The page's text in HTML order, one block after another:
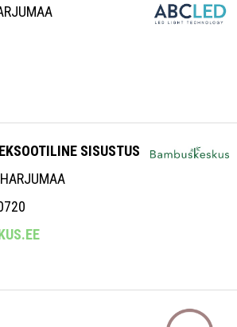
SISUSTUS